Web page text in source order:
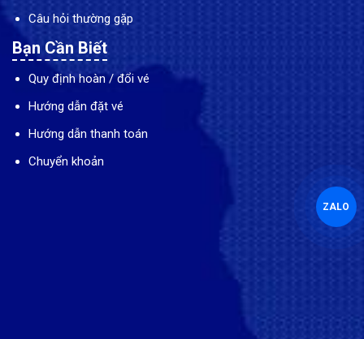
Câu hỏi thường gặp
Bạn Cần Biết
Quy định hoàn / đổi vé
Hướng dẫn đặt vé
Hướng dẫn thanh toán
Chuyển khoản
ZALO